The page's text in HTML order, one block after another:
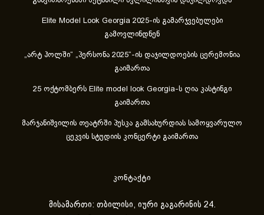
Elite Model Look Georgia 2025-ის გამარჯვებულები
გამოვლინდნენ
„არტ ჰოლში“ „პერსონა 2025“-ის დაჯილდოების ცერემონია
გაიმართა
25 ოქტომბერს Elite model look Georgia-ს ღია კასტინგი
გაიმართა
მარჯანიშვილის თეატრში პუსკა გამსახურდიას სამოყვარულო
ცეკვის სტუდიის კონცერტი გაიმართა
კონტაქტი
მისამართი: თბილისი, იური გაგარინის 24.